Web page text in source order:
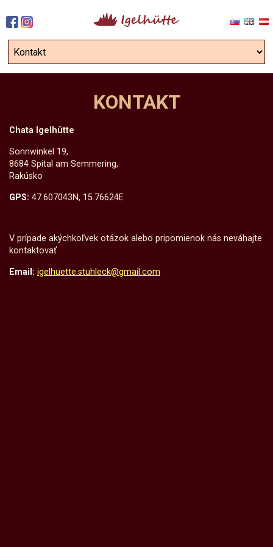
KONTAKT
Chata Igelhütte
Sonnwinkel 19,
8684 Spital am Semmering,
Rakúsko
GPS: 47.607043N, 15.76624E
V prípade akýchkoľvek otázok alebo pripomienok nás neváhajte
kontaktovať
Email: igelhuette.stuhleck@gmail.com